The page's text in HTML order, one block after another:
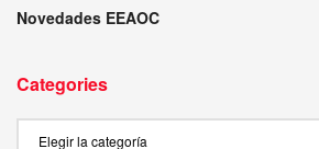
Novedades EEAOC
Categories